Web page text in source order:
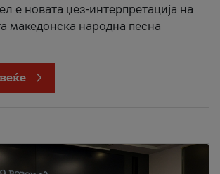
е новата џез-интерпретација на
македонска народна песна